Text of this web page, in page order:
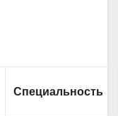
Специальность